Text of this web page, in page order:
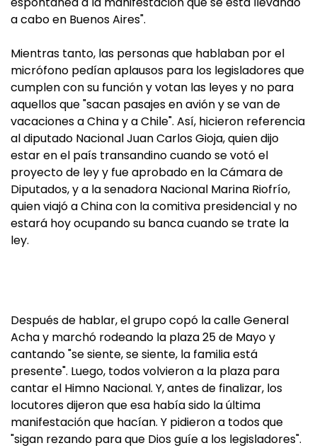
a cabo en Buenos Aires".
Mientras tanto, las personas que hablaban por el
micrófono pedían aplausos para los legisladores que
cumplen con su función y votan las leyes y no para
aquellos que "sacan pasajes en avión y se van de
vacaciones a China y a Chile". Así, hicieron referencia
al diputado Nacional Juan Carlos Gioja, quien dijo
estar en el país transandino cuando se votó el
proyecto de ley y fue aprobado en la Cámara de
Diputados, y a la senadora Nacional Marina Riofrío,
quien viajó a China con la comitiva presidencial y no
estará hoy ocupando su banca cuando se trate la
ley.
Después de hablar, el grupo copó la calle General
Acha y marchó rodeando la plaza 25 de Mayo y
cantando "se siente, se siente, la familia está
presente". Luego, todos volvieron a la plaza para
cantar el Himno Nacional. Y, antes de finalizar, los
locutores dijeron que esa había sido la última
manifestación que hacían. Y pidieron a todos que
"sigan rezando para que Dios guíe a los legisladores".